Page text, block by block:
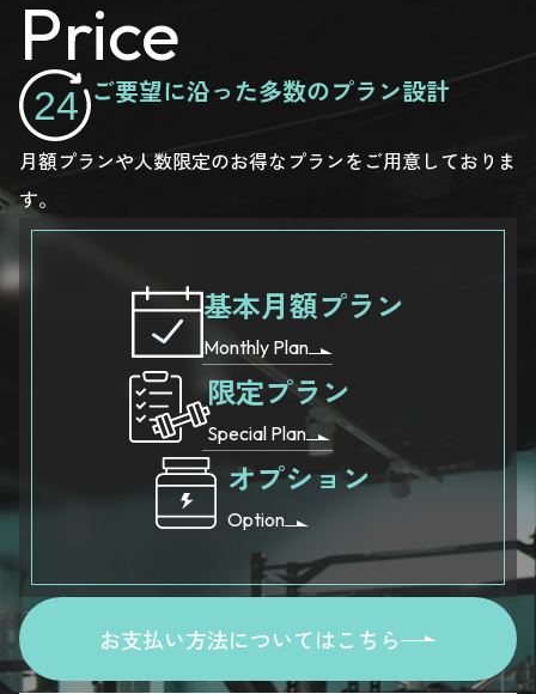
Price
ご要望に沿った多数のプラン設計
月額プランや人数限定のお得なプランをご用意しておりま
す。
基本月額プラン
Monthly Plan
限定プラン
Special Plan
オプション
Option
お支払い方法についてはこちら